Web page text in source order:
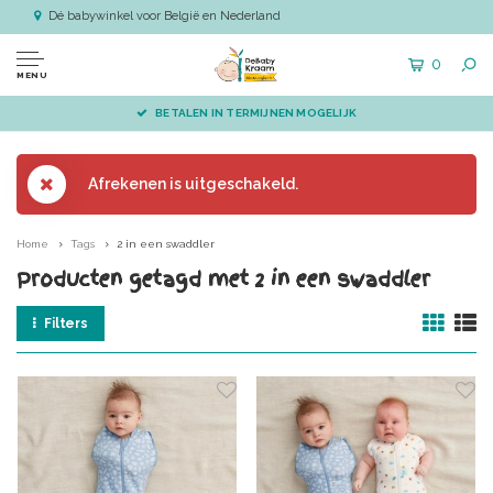
Dé babywinkel voor België en Nederland
MENU
0
BETALEN IN TERMIJNEN MOGELIJK
Afrekenen is uitgeschakeld.
Home Tags 2 in een swaddler
Producten getagd met 2 in een swaddler
Filters